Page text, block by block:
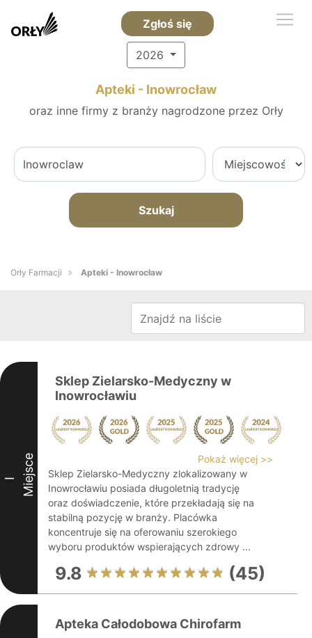
Zgłoś się
2026
Apteki - Inowrocław
oraz inne firmy z branży nagrodzone przez Orły
Szukaj
Orły Farmacji Apteki - Inowrocław
I Miejsce
Sklep Zielarsko-Medyczny w
Inowrocławiu
Pokaż więcej >>
Sklep Zielarsko-Medyczny zlokalizowany w
Inowrocławiu posiada długoletnią tradycję
oraz doświadczenie, które przekładają się na
stabilną pozycję w branży. Placówka
koncentruje się na oferowaniu szerokiego
wyboru produktów wspierających zdrowy ...
9.8 (45)
Apteka Całodobowa Chirofarm